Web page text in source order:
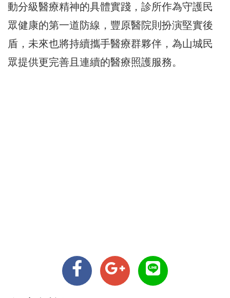
動分級醫療精神的具體實踐，診所作為守護民
眾健康的第一道防線，豐原醫院則扮演堅實後
盾，未來也將持續攜手醫療群夥伴，為山城民
眾提供更完善且連續的醫療照護服務。